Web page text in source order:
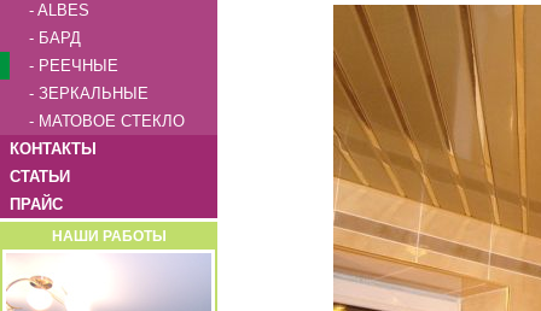
- ALBES
- БАРД
- РЕЕЧНЫЕ
- ЗЕРКАЛЬНЫЕ
- МАТОВОЕ СТЕКЛО
КОНТАКТЫ
СТАТЬИ
ПРАЙС
НАШИ РАБОТЫ